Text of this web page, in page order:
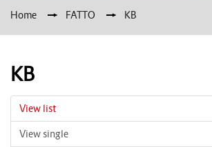
Home → FATTO → KB
KB
View list
View single